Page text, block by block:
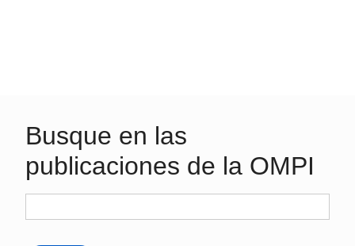
Busque en las
publicaciones de la OMPI